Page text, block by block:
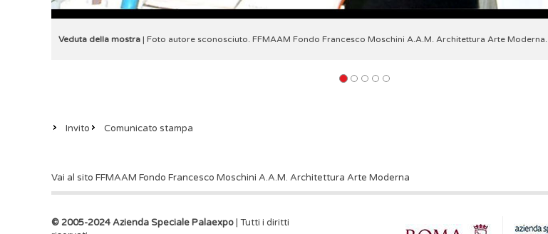
Veduta della mostra | Foto autore sconosciuto. FFMAAM Fondo Francesco Moschini A.A.M. Architettura Arte Moderna.
Invito Comunicato stampa
Vai al sito FFMAAM Fondo Francesco Moschini A.A.M. Architettura Arte Moderna
© 2005-2024 Azienda Speciale Palaexpo | Tutti i diritti